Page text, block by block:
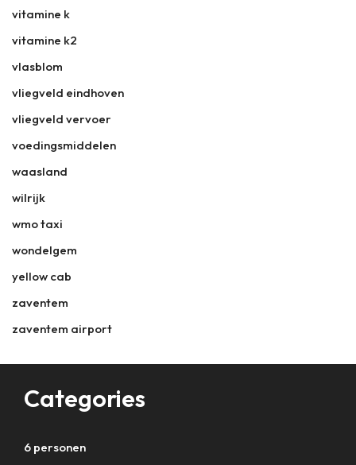
vitamine k
vitamine k2
vlasblom
vliegveld eindhoven
vliegveld vervoer
voedingsmiddelen
waasland
wilrijk
wmo taxi
wondelgem
yellow cab
zaventem
zaventem airport
Categories
6 personen